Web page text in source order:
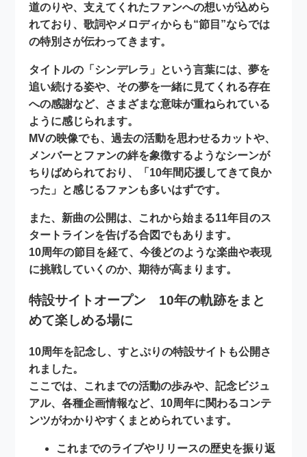
道のりや、支えてくれたファンへの想いが込めら
れており、歌詞やメロディからも“節目”ならでは
の特別さが伝わってきます。
タイトルの 「シンデレラ」 という言葉には、夢を
追い続ける姿や、その夢を一緒に見てくれる存在
への感謝など、さまざまな意味が重ねられている
ように感じられます。
MVの映像でも、過去の活動を思わせるカットや、
メンバーとファンの絆を象徴するようなシーンが
ちりばめられており、「10年間応援してきて良か
った」と感じるファンも多いはずです。
また、新曲の公開は、これから始まる11年目のス
タートラインを告げる合図でもあります。
10周年の節目を経て、今後どのような楽曲や表現
に挑戦していくのか、期待が高まります。
特設サイトオープン 10年の軌跡をまと
めて楽しめる場に
10周年を記念し、すとぷりの特設サイト も公開さ
れました。
ここでは、これまでの活動の歩みや、記念ビジュ
アル、各種企画情報など、10周年に関わるコンテ
ンツがわかりやすくまとめられています。
これまでのライブやリリースの歴史を振り返